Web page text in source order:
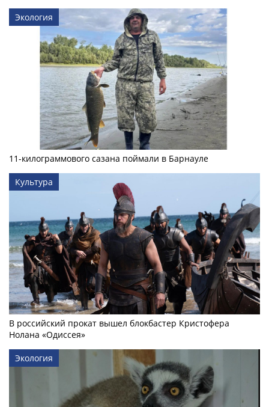
Экология
11-килограммового сазана поймали в Барнауле
Культура
В российский прокат вышел блокбастер Кристофера
Нолана «Одиссея»
Экология